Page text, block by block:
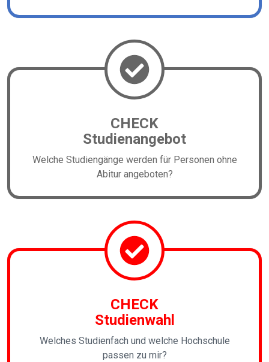
CHECK
Studienangebot
Welche Studiengänge werden für Personen ohne
Abitur angeboten?
CHECK
Studienwahl
Welches Studienfach und welche Hochschule
passen zu mir?